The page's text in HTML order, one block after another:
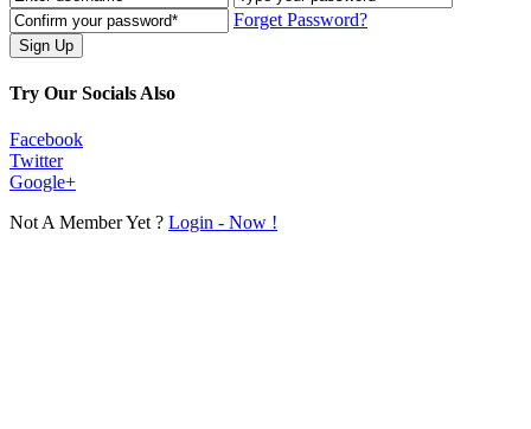
Forget Password?
Try Our Socials Also
Facebook
Twitter
Google+
Not A Member Yet ? Login - Now !